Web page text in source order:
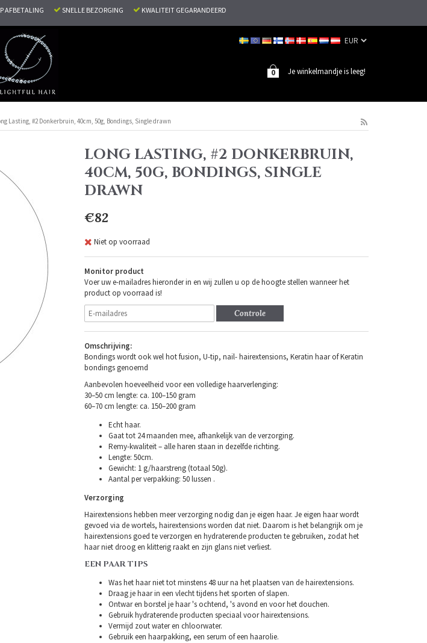
AFBETALING SNELLE BEZORGING KWALITEIT GEGARANDEERD
Je winkelmandje is leeg!
0
Lasting, #2 Donkerbruin, 40cm, 50g, Bondings, Single drawn
LONG LASTING, #2 DONKERBRUIN,
40CM, 50G, BONDINGS, SINGLE
DRAWN
€82
Niet op voorraad
Monitor product
Voer uw e-mailadres hieronder in en wij zullen u op de hoogte stellen wanneer het
product op voorraad is!
Controle
Omschrijving:
Bondings wordt ook wel hot fusion, U-tip, nail- hairextensions, Keratin haar of Keratin
bondings genoemd
Aanbevolen hoeveelheid voor een volledige haarverlenging:
30–50 cm lengte: ca. 100–150 gram
60–70 cm lengte: ca. 150–200 gram
Echt haar.
Gaat tot 24 maanden mee, afhankelijk van de verzorging.
Remy-kwaliteit – alle haren staan in dezelfde richting.
Lengte: 50cm.
Gewicht: 1 g/haarstreng (totaal 50g).
Aantal per verpakking: 50 lussen .
Verzorging
Hairextensions hebben meer verzorging nodig dan je eigen haar. Je eigen haar wordt
gevoed via de wortels, hairextensions worden dat niet. Daarom is het belangrijk om je
hairextensions goed te verzorgen en hydraterende producten te gebruiken, zodat het
haar niet droog en klitterig raakt en zijn glans niet verliest.
EEN PAAR TIPS
Was het haar niet tot minstens 48 uur na het plaatsen van de hairextensions.
Draag je haar in een vlecht tijdens het sporten of slapen.
Ontwar en borstel je haar 's ochtend, 's avond en voor het douchen.
Gebruik hydraterende producten speciaal voor hairextensions.
Vermijd zout water en chloorwater.
Gebruik een haarpakking, een serum of een haarolie.